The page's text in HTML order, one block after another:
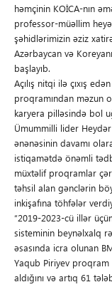
həmçinin KOİCA-nın
professor-müəllim
şəhidlərimizin əziz
Azərbaycan və
başlayıb.
Açılış nitqi ilə çıxış
proqramından məzun
karyera pilləsində bol
Ümummilli lider
ənənəsinin davamı
istiqamətdə önəmli
müxtəlif proqramlar
təhsil alan gənclərin
inkişafına töhfələr
“2019-2023-cü illər
sisteminin beynəlxalq
əsasında icra olunan
Yaqub Piriyev proqram
aldığını və artıq 61